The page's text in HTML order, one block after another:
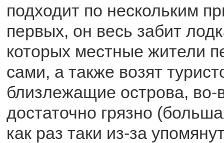
подходит по нескольким
первых, он весь забит
которых местные жители
сами, а также возят
близлежащие острова, во-
достаточно грязно
как раз таки из-за